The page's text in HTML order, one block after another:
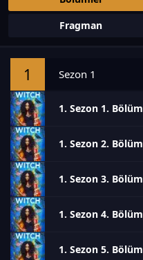
Fragman
1 Sezon 1
1. Sezon 1. Bölüm
1. Sezon 2. Bölüm
1. Sezon 3. Bölüm
1. Sezon 4. Bölüm
1. Sezon 5. Bölüm